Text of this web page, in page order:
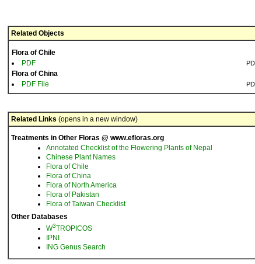
Related Objects
Flora of Chile
PDF
Flora of China
PDF File
Related Links (opens in a new window)
Treatments in Other Floras @ www.efloras.org
Annotated Checklist of the Flowering Plants of Nepal
Chinese Plant Names
Flora of Chile
Flora of China
Flora of North America
Flora of Pakistan
Flora of Taiwan Checklist
Other Databases
W3TROPICOS
IPNI
ING Genus Search